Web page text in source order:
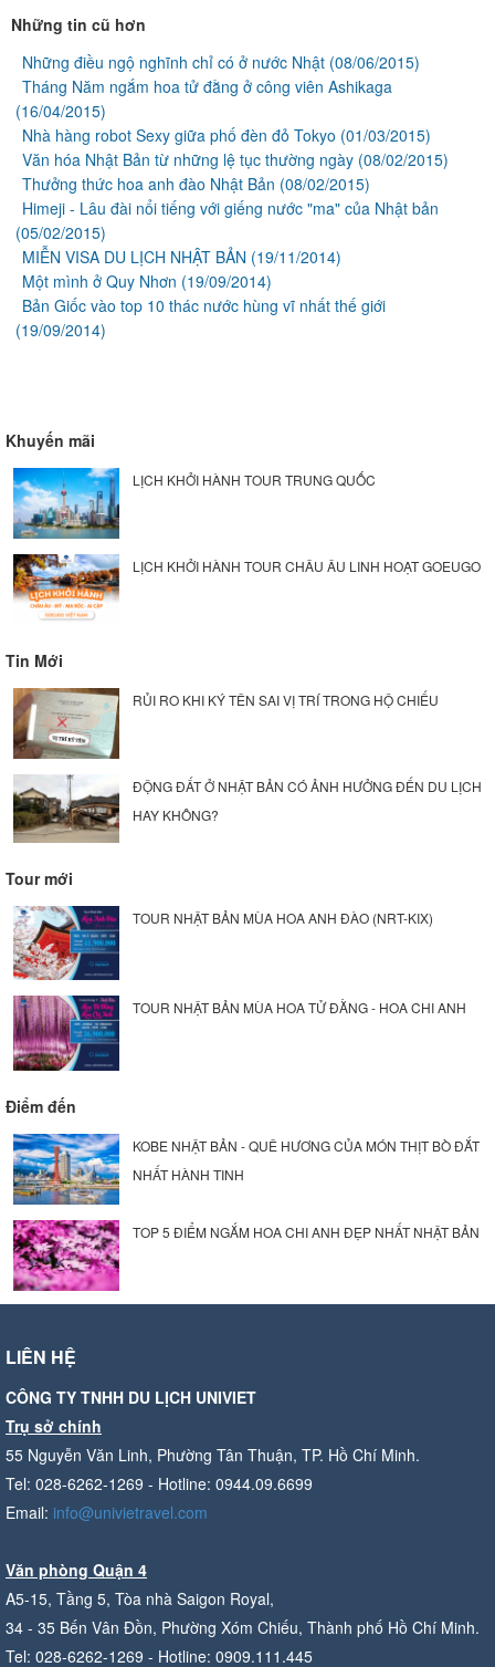
Những tin cũ hơn
Những điều ngộ nghĩnh chỉ có ở nước Nhật (08/06/2015)
Tháng Năm ngắm hoa tử đằng ở công viên Ashikaga
(16/04/2015)
Nhà hàng robot Sexy giữa phố đèn đỏ Tokyo (01/03/2015)
Văn hóa Nhật Bản từ những lệ tục thường ngày (08/02/2015)
Thưởng thức hoa anh đào Nhật Bản (08/02/2015)
Himeji - Lâu đài nổi tiếng với giếng nước "ma" của Nhật bản
(05/02/2015)
MIỄN VISA DU LỊCH NHẬT BẢN (19/11/2014)
Một mình ở Quy Nhơn (19/09/2014)
Bản Giốc vào top 10 thác nước hùng vĩ nhất thế giới
(19/09/2014)
Khuyến mãi
LỊCH KHỞI HÀNH TOUR TRUNG QUỐC
LỊCH KHỞI HÀNH TOUR CHÂU ÂU LINH HOẠT GOEUGO
Tin Mới
RỦI RO KHI KÝ TÊN SAI VỊ TRÍ TRONG HỘ CHIẾU
ĐỘNG ĐẤT Ở NHẬT BẢN CÓ ẢNH HƯỞNG ĐẾN DU LỊCH
HAY KHÔNG?
Tour mới
TOUR NHẬT BẢN MÙA HOA ANH ĐÀO (NRT-KIX)
TOUR NHẬT BẢN MÙA HOA TỬ ĐẰNG - HOA CHI ANH
Điểm đến
KOBE NHẬT BẢN - QUÊ HƯƠNG CỦA MÓN THỊT BÒ ĐẮT
NHẤT HÀNH TINH
TOP 5 ĐIỂM NGẮM HOA CHI ANH ĐẸP NHẤT NHẬT BẢN
LIÊN HỆ
CÔNG TY TNHH DU LỊCH UNIVIET
Trụ sở chính
55 Nguyễn Văn Linh, Phường Tân Thuận, TP. Hồ Chí Minh.
Tel: 028-6262-1269 - Hotline: 0944.09.6699
Email: info@univietravel.com
Văn phòng Quận 4
A5-15, Tầng 5, Tòa nhà Saigon Royal,
34 - 35 Bến Vân Đồn, Phường Xóm Chiếu, Thành phố Hồ Chí Minh.
Tel: 028-6262-1269 - Hotline: 0909.111.445